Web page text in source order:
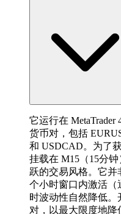
它运行在
货币对，包括
和 USDCAD。为了
挂载在 M15（15分
跃的交易风格。它
个小时窗口内激活（
时波动性自然降低
对，以最大限度地